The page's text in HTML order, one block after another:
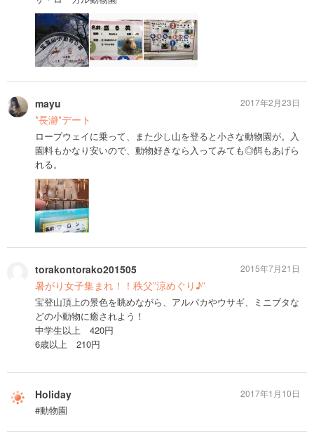
mayu
*長瀞*デート
ロープウェイに乗って、また少し山を登ると小さな動物園が。入
園料もかなり安いので、動物好きなら入ってみても◎餌もあげら
れる。
2017年2月23日
torakontorako201505
暑がり女子集まれ！！秩父”涼めぐり♪”
宝登山頂上の景色を眺めながら、アルパカやウサギ、ミニブタな
どの小動物に癒されよう！
中学生以上 420円
6歳以上 210円
2015年7月21日
Holiday
#動物園
2017年1月10日